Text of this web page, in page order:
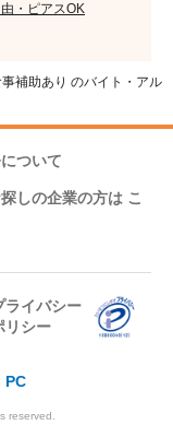
・ピアスOK
補助あり のバイト・アル
ついて
しの企業の方は こ
ライバシー
リシー
PC
reserved.